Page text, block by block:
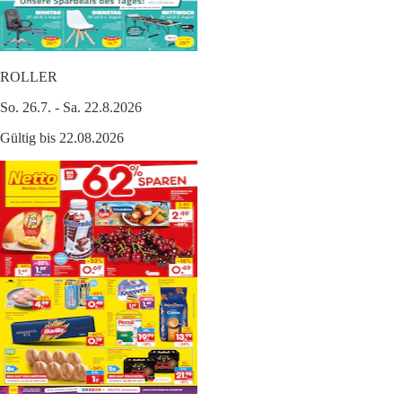
ROLLER
So. 26.7. - Sa. 22.8.2026
Gültig bis 22.08.2026